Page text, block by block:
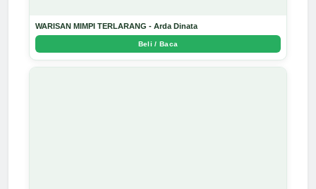
WARISAN MIMPI TERLARANG - Arda Dinata
Beli / Baca